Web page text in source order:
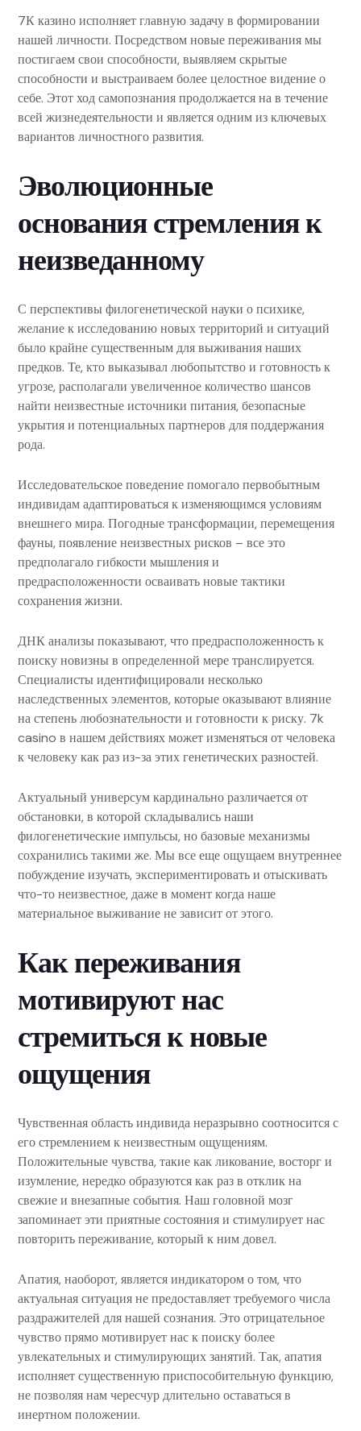
7К казино исполняет главную задачу в формировании
нашей личности. Посредством новые переживания мы
постигаем свои способности, выявляем скрытые
способности и выстраиваем более целостное видение о
себе. Этот ход самопознания продолжается на в течение
всей жизнедеятельности и является одним из ключевых
вариантов личностного развития.
Эволюционные
основания стремления к
неизведанному
С перспективы филогенетической науки о психике,
желание к исследованию новых территорий и ситуаций
было крайне существенным для выживания наших
предков. Те, кто выказывал любопытство и готовность к
угрозе, располагали увеличенное количество шансов
найти неизвестные источники питания, безопасные
укрытия и потенциальных партнеров для поддержания
рода.
Исследовательское поведение помогало первобытным
индивидам адаптироваться к изменяющимся условиям
внешнего мира. Погодные трансформации, перемещения
фауны, появление неизвестных рисков – все это
предполагало гибкости мышления и
предрасположенности осваивать новые тактики
сохранения жизни.
ДНК анализы показывают, что предрасположенность к
поиску новизны в определенной мере транслируется.
Специалисты идентифицировали несколько
наследственных элементов, которые оказывают влияние
на степень любознательности и готовности к риску. 7k
casino в нашем действиях может изменяться от человека
к человеку как раз из-за этих генетических разностей.
Актуальный универсум кардинально различается от
обстановки, в которой складывались наши
филогенетические импульсы, но базовые механизмы
сохранились такими же. Мы все еще ощущаем внутреннее
побуждение изучать, экспериментировать и отыскивать
что-то неизвестное, даже в момент когда наше
материальное выживание не зависит от этого.
Как переживания
мотивируют нас
стремиться к новые
ощущения
Чувственная область индивида неразрывно соотносится с
его стремлением к неизвестным ощущениям.
Положительные чувства, такие как ликование, восторг и
изумление, нередко образуются как раз в отклик на
свежие и внезапные события. Наш головной мозг
запоминает эти приятные состояния и стимулирует нас
повторить переживание, который к ним довел.
Апатия, наоборот, является индикатором о том, что
актуальная ситуация не предоставляет требуемого числа
раздражителей для нашей сознания. Это отрицательное
чувство прямо мотивирует нас к поиску более
увлекательных и стимулирующих занятий. Так, апатия
исполняет существенную приспособительную функцию,
не позволяя нам чересчур длительно оставаться в
инертном положении.